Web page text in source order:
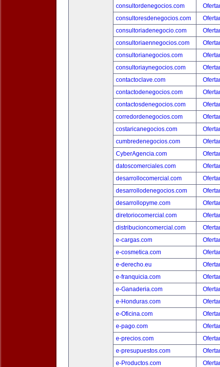
consultordenegocios.com
consultoresdenegocios.com
consultoriadenegocio.com
consultoriaennegocios.com
consultorianegocios.com
consultoriaynegocios.com
contactoclave.com
contactodenegocios.com
contactosdenegocios.com
corredordenegocios.com
costaricanegocios.com
cumbredenegocios.com
CyberAgencia.com
datoscomerciales.com
desarrollocomercial.com
desarrollodenegocios.com
desarrollopyme.com
diretoriocomercial.com
distribucioncomercial.com
e-cargas.com
e-cosmetica.com
e-derecho.eu
e-franquicia.com
e-Ganaderia.com
e-Honduras.com
e-Oficina.com
e-pago.com
e-precios.com
e-presupuestos.com
e-Productos.com